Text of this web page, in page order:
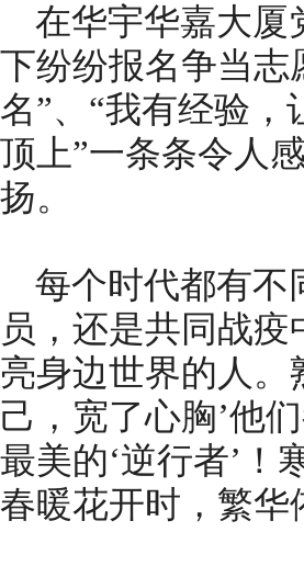
在华宇华嘉大厦
下纷纷报名争当志
名”、“我有经验，
顶上”一条条令人
扬。
每个时代都有不
员，还是共同战
亮身边世界的人。
己，宽了心胸’他
最美的‘逆行者’！
春暖花开时，繁